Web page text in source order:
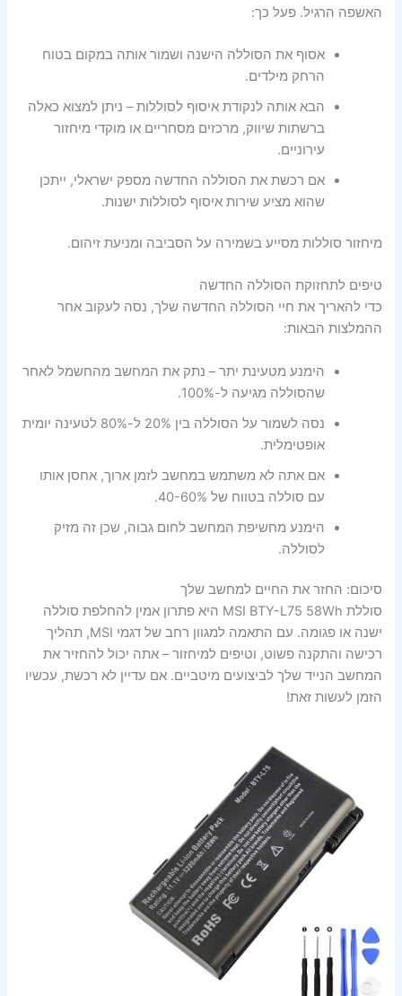
האשפה הרגיל. פעל כך:
אסוף את הסוללה הישנה ושמור אותה במקום בטוח
הרחק מילדים.
הבא אותה לנקודת איסוף לסוללות – ניתן למצוא כאלה
ברשתות שיווק, מרכזים מסחריים או מוקדי מיחזור
עירוניים.
אם רכשת את הסוללה החדשה מספק ישראלי, ייתכן
שהוא מציע שירות איסוף לסוללות ישנות.
מיחזור סוללות מסייע בשמירה על הסביבה ומניעת זיהום.
טיפים לתחזוקת הסוללה החדשה
כדי להאריך את חיי הסוללה החדשה שלך, נסה לעקוב אחר
ההמלצות הבאות:
הימנע מטעינת יתר – נתק את המחשב מהחשמל לאחר
שהסוללה מגיעה ל-100%.
נסה לשמור על הסוללה בין 20% ל-80% לטעינה יומית
אופטימלית.
אם אתה לא משתמש במחשב לזמן ארוך, אחסן אותו
עם סוללה בטווח של 40-60%.
הימנע מחשיפת המחשב לחום גבוה, שכן זה מזיק
לסוללה.
סיכום: החזר את החיים למחשב שלך
סוללת MSI BTY-L75 58Wh היא פתרון אמין להחלפת סוללה
ישנה או פגומה. עם התאמה למגוון רחב של דגמי MSI, תהליך
רכישה והתקנה פשוט, וטיפים למיחזור – אתה יכול להחזיר את
המחשב הנייד שלך לביצועים מיטביים. אם עדיין לא רכשת, עכשיו
הזמן לעשות זאת!